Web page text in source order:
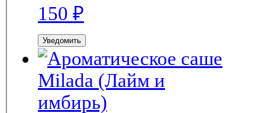
150 ₽
Уведомить